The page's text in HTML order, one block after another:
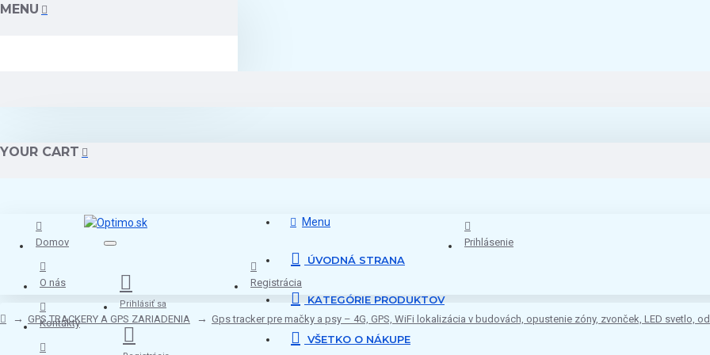
MENU
YOUR CART
Domov
O nás
Kontakty
Prihlásiť sa
Menu
ÚVODNÁ STRANA
KATEGÓRIE PRODUKTOV
VŠETKO O NÁKUPE
Prihlásenie
Registrácia
GPS TRACKERY A GPS ZARIADENIA Gps tracker pre mačky a psy – 4G, GPS, WiFi lokalizácia v budovách, opustenie zóny, zvonček, LED svetlo,